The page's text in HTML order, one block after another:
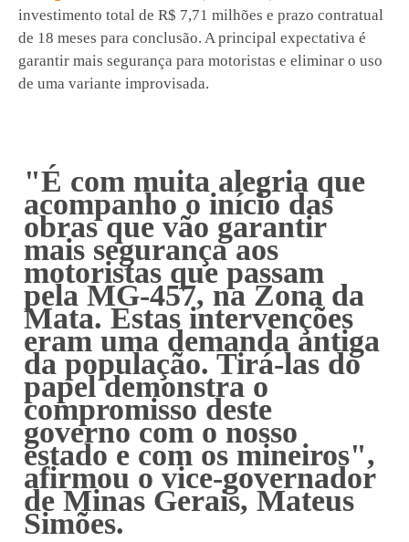
investimento total de R$ 7,71 milhões e prazo contratual
de 18 meses para conclusão. A principal expectativa é
garantir mais segurança para motoristas e eliminar o uso
de uma variante improvisada.
"É com muita alegria que
acompanho o início das
obras que vão garantir
mais segurança aos
motoristas que passam
pela MG-457, na Zona da
Mata. Estas intervenções
eram uma demanda antiga
da população. Tirá-las do
papel demonstra o
compromisso deste
governo com o nosso
estado e com os mineiros",
afirmou o vice-governador
de Minas Gerais, Mateus
Simões.